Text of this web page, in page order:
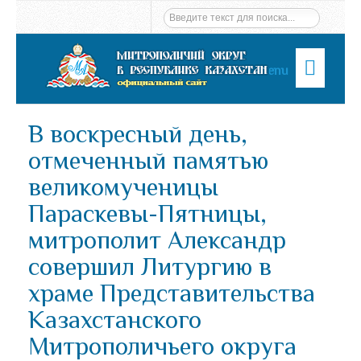
Menu
В воскресный день,
отмеченный памятью
великомученицы
Параскевы-Пятницы,
митрополит Александр
совершил Литургию в
храме Представительства
Казахстанского
Митрополичьего округа